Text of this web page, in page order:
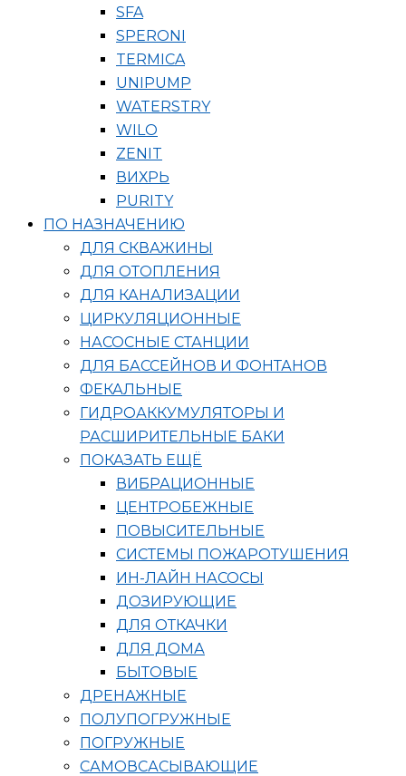
SFA
SPERONI
TERMICA
UNIPUMP
WATERSTRY
WILO
ZENIT
ВИХРЬ
PURITY
ПО НАЗНАЧЕНИЮ
ДЛЯ СКВАЖИНЫ
ДЛЯ ОТОПЛЕНИЯ
ДЛЯ КАНАЛИЗАЦИИ
ЦИРКУЛЯЦИОННЫЕ
НАСОСНЫЕ СТАНЦИИ
ДЛЯ БАССЕЙНОВ И ФОНТАНОВ
ФЕКАЛЬНЫЕ
ГИДРОАККУМУЛЯТОРЫ И
РАСШИРИТЕЛЬНЫЕ БАКИ
ПОКАЗАТЬ ЕЩЁ
ВИБРАЦИОННЫЕ
ЦЕНТРОБЕЖНЫЕ
ПОВЫСИТЕЛЬНЫЕ
СИСТЕМЫ ПОЖАРОТУШЕНИЯ
ИН-ЛАЙН НАСОСЫ
ДОЗИРУЮЩИЕ
ДЛЯ ОТКАЧКИ
ДЛЯ ДОМА
БЫТОВЫЕ
ДРЕНАЖНЫЕ
ПОЛУПОГРУЖНЫЕ
ПОГРУЖНЫЕ
САМОВСАСЫВАЮЩИЕ